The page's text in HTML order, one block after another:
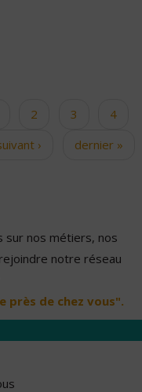
2 3
4
› dernier »
sur nos métiers, nos
notre réseau
près de chez vous".